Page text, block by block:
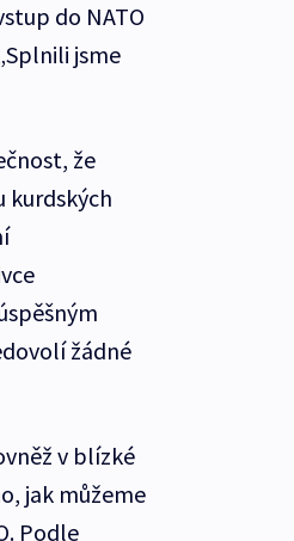
do NATO
jsme
že
kurdských
žádné
v blízké
jak můžeme
Podle